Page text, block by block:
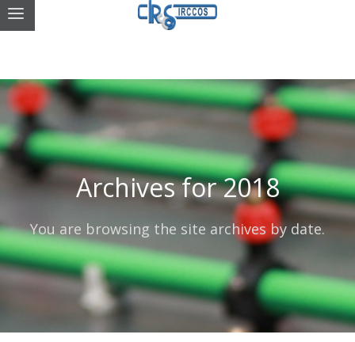
Archives for 2018
You are browsing the site archives by date.